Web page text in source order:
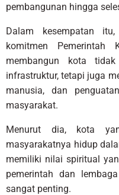
pembangunan hingga
Dalam kesempatan
komitmen Pemerintah
membangun kota
infrastruktur, tetapi juga
manusia, dan
masyarakat.
Menurut dia, kota
masyarakatnya hidup
memiliki nilai spiritual
pemerintah dan
sangat penting.